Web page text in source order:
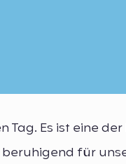
Tag. Es ist eine
für